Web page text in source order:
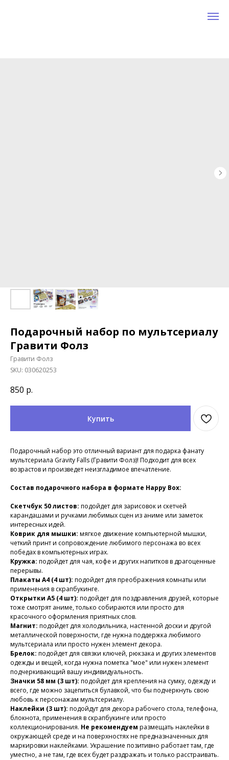
Подарочный набор по мультсериалу
Гравити Фолз
Гравити Фолз
SKU: 030620253
850 р.
Купить
Подарочный набор это отличный вариант для подарка фанату
мультсериала Gravity Falls (Гравити Фолз)! Подходит для всех
возрастов и произведет неизгладимое впечатление.
Состав подарочного набора в формате Happy Box:
Скетчбук 50 листов: подойдет для зарисовок и скетчей
карандашами и ручками любимых сцен из аниме или заметок
интересных идей.
Коврик для мышки: мягкое движение компьютерной мышки,
четкий принт и сопровождение любимого персонажа во всех
победах в компьютерных играх.
Кружка: подойдет для чая, кофе и других напитков в драгоценные
перерывы.
Плакаты А4 (4 шт): подойдет для преображения комнаты или
применения в скрапбукинге.
Открытки А5 (4 шт): подойдет для поздравления друзей, которые
тоже смотрят аниме, только собираются или просто для
красочного оформления приятных слов.
Магнит: подойдет для холодильника, настенной доски и другой
металлической поверхности, где нужна поддержка любимого
мультсериала или просто нужен элемент декора.
Брелок: подойдет для связки ключей, рюкзака и других элементов
одежды и вещей, когда нужна пометка "мое" или нужен элемент
подчеркивающий вашу индивидуальность.
Значки 58 мм (3 шт): подойдет для крепления на сумку, одежду и
всего, где можно зацепиться булавкой, что бы подчеркнуть свою
любовь к персонажам мультсериалу.
Наклейки (3 шт): подойдут для декора рабочего стола, телефона,
блокнота, применения в скрапбукинге или просто
коллекционирования. Не рекомендуем размещать наклейки в
окружающей среде и на поверхностях не предназначенных для
маркировки наклейками. Украшение позитивно работает там, где
уместно, а не там, где всех будет раздражать и только расстраивать.